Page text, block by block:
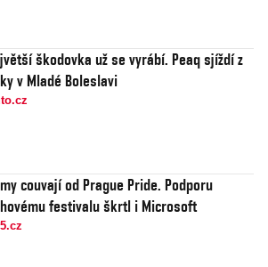
škodovka už se vyrábí. Peaq sjíždí z
v Mladé Boleslavi
couvají od Prague Pride. Podporu
festivalu škrtl i Microsoft